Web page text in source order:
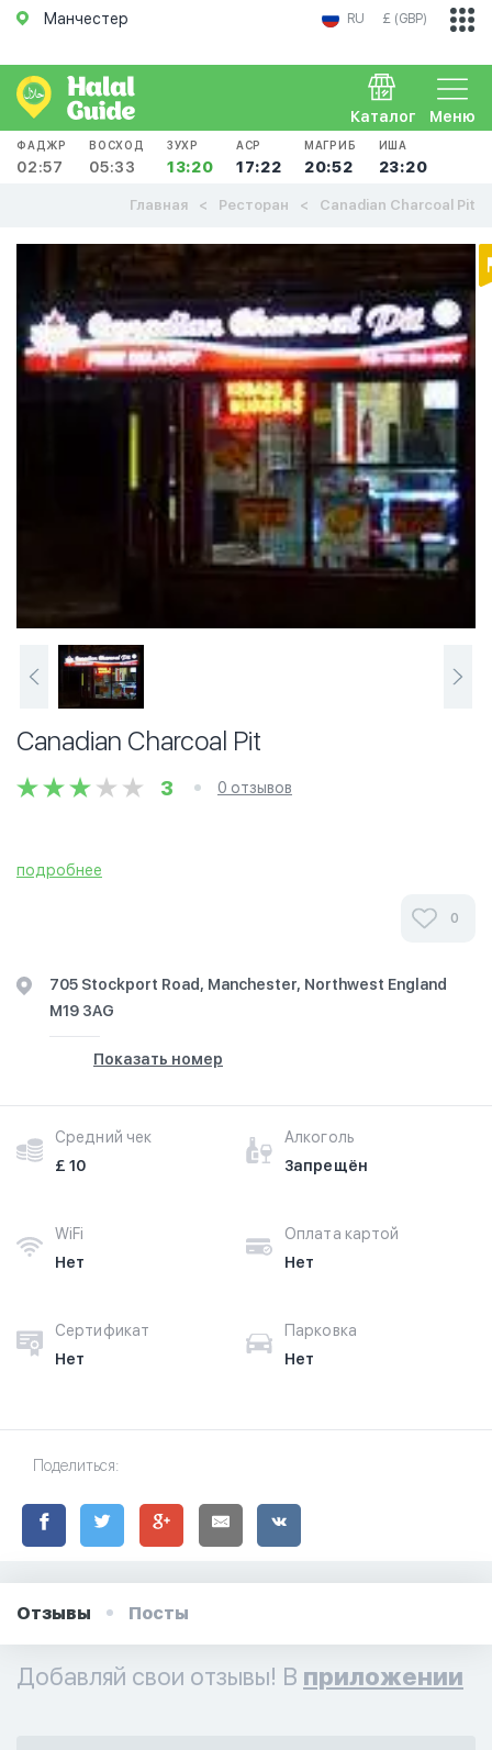
Манчестер RU £ (GBP)
Меню
Каталог
ФАДЖР
02:57
ВОСХОД
05:33
ЗУХР
13:20
АСР
17:22
МАГРИБ
20:52
ИША
23:20
Главная Ресторан Canadian Charcoal Pit
Canadian Charcoal Pit
3 0 отзывов
подробнее
0
705 Stockport Road, Manchester, Northwest England
M19 3AG
Показать номер
Средний чек
£ 10
Алкоголь
Запрещён
WiFi
Нет
Оплата картой
Нет
Сертификат
Нет
Парковка
Нет
Поделиться:
Отзывы Посты
Добавляй свои отзывы! В приложении